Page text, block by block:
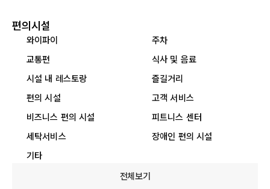
편의시설
와이파이
주차
교통편
식사 및 음료
시설 내 레스토랑
즐길거리
편의 시설
고객 서비스
비즈니스 편의 시설
피트니스 센터
세탁서비스
장애인 편의 시설
기타
전체보기